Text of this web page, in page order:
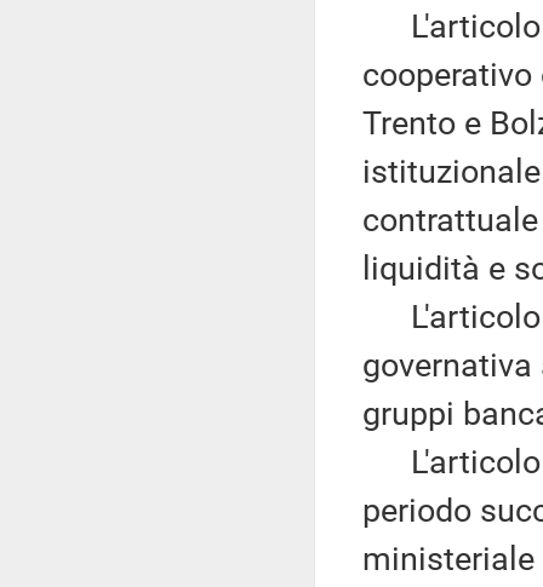
L'articolo
Trento e
liquidità e
L'articolo
gruppi
L'articolo
periodo